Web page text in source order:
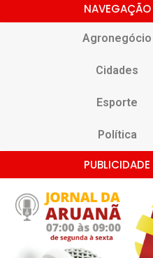
NAVEGAÇÃO
Agronegócio
Cidades
Esporte
Política
PUBLICIDADE